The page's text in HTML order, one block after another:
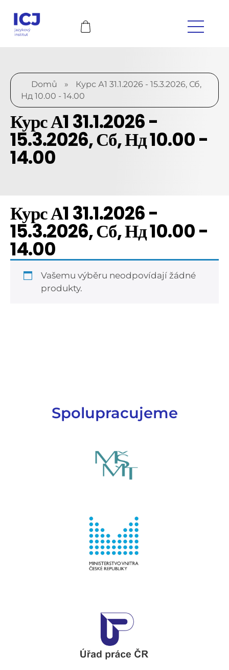
Domů »
Курс А1 31.1.2026 - 15.3.2026, Сб,
Нд 10.00 - 14.00
Курс А1 31.1.2026 -
15.3.2026, Сб, Нд 10.00 -
14.00
Курс А1 31.1.2026 -
15.3.2026, Сб, Нд 10.00 -
14.00
Vašemu výběru neodpovídají žádné
produkty.
Spolupracujeme